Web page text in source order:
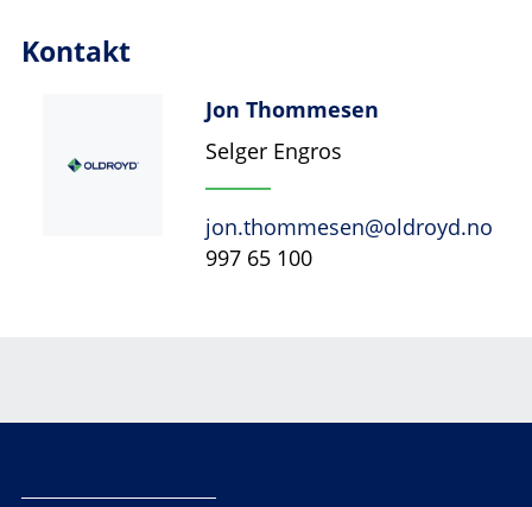
Kontakt
Jon Thommesen
Selger Engros
jon.thommesen@oldroyd.no
997 65 100